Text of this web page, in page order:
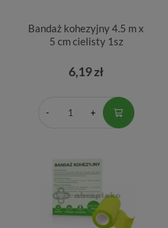
Bandaż kohezyjny 4.5 m x
5 cm cielisty 1sz
6,19 zł